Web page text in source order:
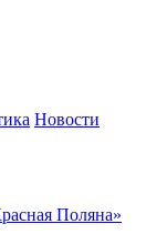
Новости
Поляна»